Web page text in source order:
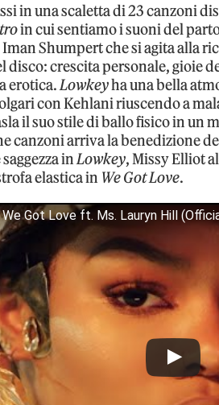
in una scaletta di 23 canzoni
in cui sentiamo i suoni del
Shumpert che si agita alla
disco: crescita personale, gioie
erotica.Lowkeyha una bella
con Kehlani riuscendo a
il suo stile di ballo fisico in un
canzoni arriva la benedizione
inLowkey, Missy Elliot
elastica in We Got Love.
Got Love ft. Ms. Lauryn Hill